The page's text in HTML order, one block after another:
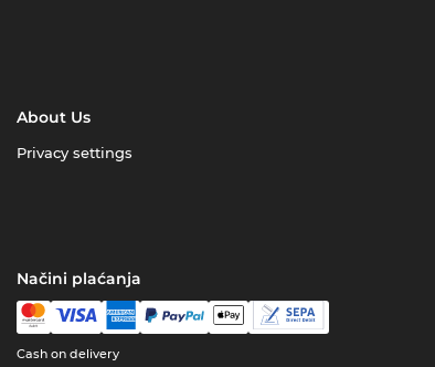
About Us
Privacy settings
Načini plaćanja
Cash on delivery